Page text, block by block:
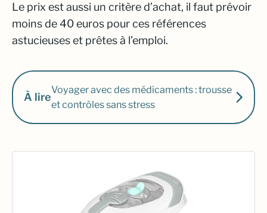
Le prix est aussi un critère d’achat, il faut prévoir
moins de 40 euros pour ces références
astucieuses et prêtes à l’emploi.
À lire
Voyager avec des médicaments : trousse
et contrôles sans stress